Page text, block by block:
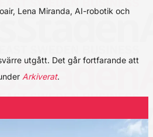
Lena Miranda, AI-robotik och
utgått. Det går fortfarande att
Arkiverat.